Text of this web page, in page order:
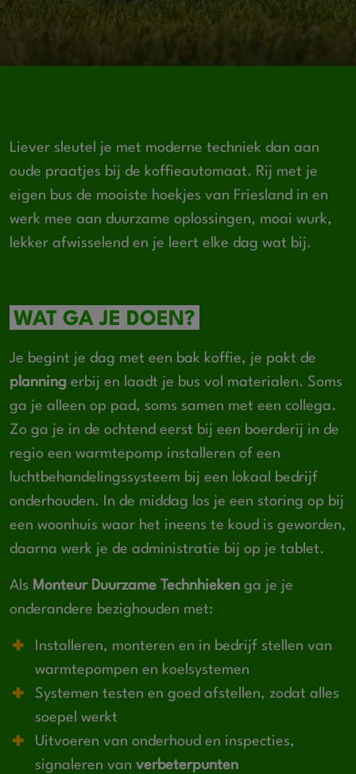
Liever sleutel je met moderne techniek dan aan
oude praatjes bij de koffieautomaat. Rij met je
eigen bus de mooiste hoekjes van Friesland in en
werk mee aan duurzame oplossingen, moai wurk,
lekker afwisselend en je leert elke dag wat bij.
WAT GA JE DOEN?
Je begint je dag met een bak koffie, je pakt de
planning erbij en laadt je bus vol materialen. Soms
ga je alleen op pad, soms samen met een collega.
Zo ga je in de ochtend eerst bij een boerderij in de
regio een warmtepomp installeren of een
luchtbehandelingssysteem bij een lokaal bedrijf
onderhouden. In de middag los je een storing op bij
een woonhuis waar het ineens te koud is geworden,
daarna werk je de administratie bij op je tablet.
Als Monteur Duurzame Technhieken ga je je
onderandere bezighouden met:
Installeren, monteren en in bedrijf stellen van
warmtepompen en koelsystemen
Systemen testen en goed afstellen, zodat alles
soepel werkt
Uitvoeren van onderhoud en inspecties,
signaleren van verbeterpunten